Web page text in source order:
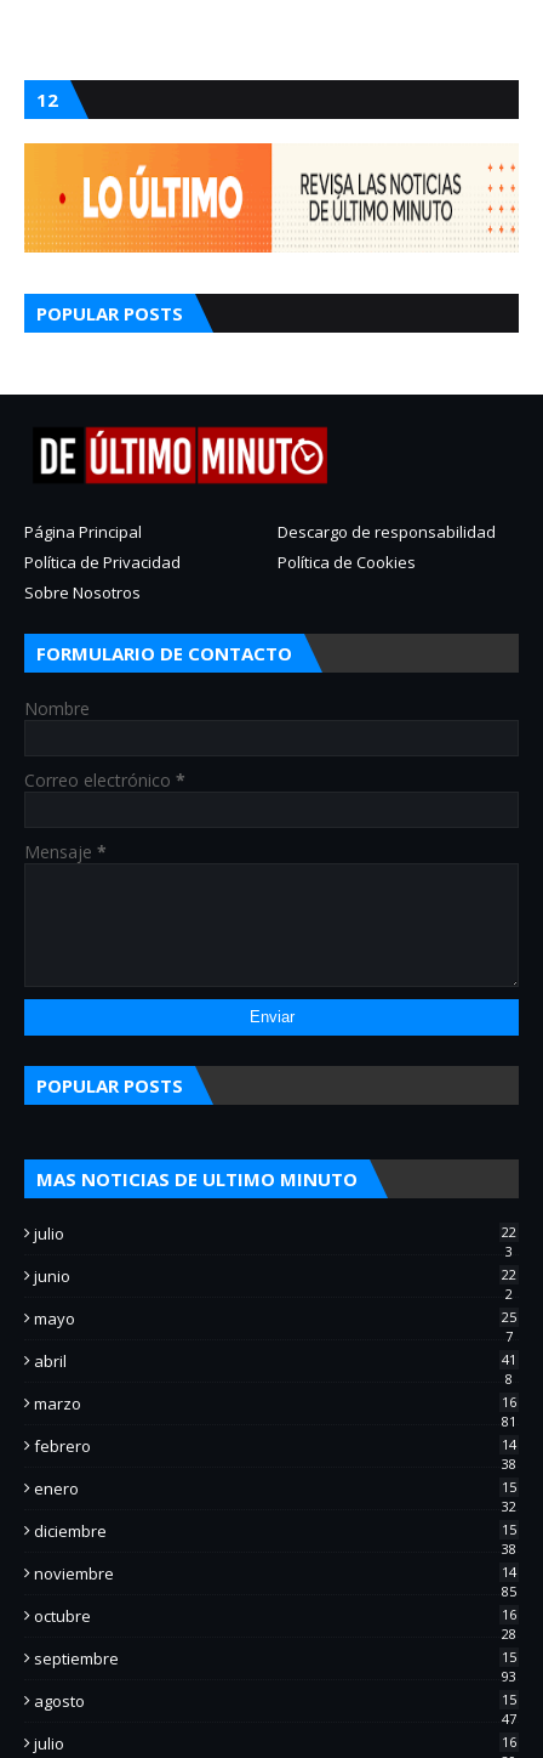
12
POPULAR POSTS
Página Principal
Descargo de responsabilidad
Política de Privacidad
Política de Cookies
Sobre Nosotros
FORMULARIO DE CONTACTO
Nombre
Correo electrónico *
Mensaje *
POPULAR POSTS
MAS NOTICIAS DE ULTIMO MINUTO
julio
22
3
junio
22
2
mayo
25
7
abril
41
8
marzo
16
81
febrero
14
38
enero
15
32
diciembre
15
38
noviembre
14
85
octubre
16
28
septiembre
15
93
agosto
15
47
julio
16